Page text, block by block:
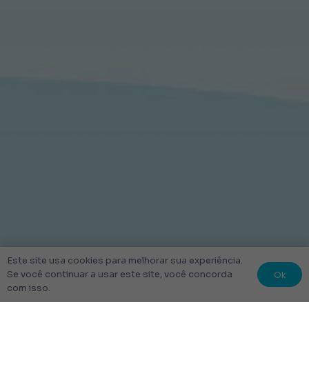
Este site usa cookies para melhorar sua experiência.
Se você continuar a usar este site, você concorda
com isso.
Ok